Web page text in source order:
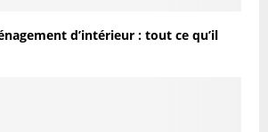
d’intérieur : tout ce qu’il